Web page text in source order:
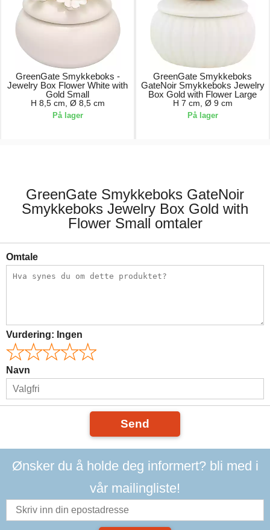
GreenGate Smykkeboks -
Jewelry Box Flower White with
Gold Small
H 8,5 cm, Ø 8,5 cm
På lager
GreenGate Smykkeboks
GateNoir Smykkeboks Jewelry
Box Gold with Flower Large
H 7 cm, Ø 9 cm
På lager
GreenGate Smykkeboks GateNoir
Smykkeboks Jewelry Box Gold with
Flower Small omtaler
Omtale
Vurdering: Ingen
Navn
Send
Ønsker du å holde deg informert? bli med i
vår mailingliste!